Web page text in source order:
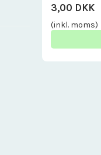
3,00 DKK
(inkl. moms)